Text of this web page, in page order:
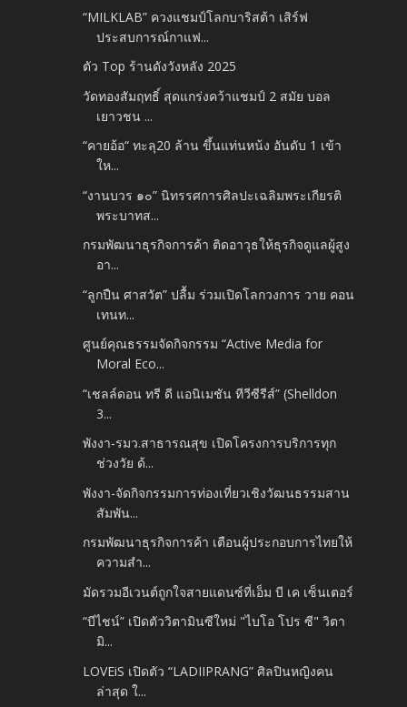
“MILKLAB” ควงแชมป์โลกบาริสต้า เสิร์ฟ
ประสบการณ์กาแฟ...
ตัว Top ร้านดังวังหลัง 2025
วัดทองสัมฤทธิ์ สุดแกร่งคว้าแชมป์ 2 สมัย บอล
เยาวชน ...
“คายอ้อ“ ทะลุ20 ล้าน ขึ้นแท่นหน้ง อันดับ 1 เข้า
ให...
“งานบวร ๑๐” นิทรรศการศิลปะเฉลิมพระเกียรติ
พระบาทส...
กรมพัฒนาธุรกิจการค้า ติดอาวุธให้ธุรกิจดูแลผู้สูง
อา...
“ลูกปืน ศาสวัต” ปลื้ม ร่วมเปิดโลกวงการ วาย คอน
เทนท...
ศูนย์คุณธรรมจัดกิจกรรม “Active Media for
Moral Eco...
“เชลล์ดอน ทรี ดี แอนิเมชัน ทีวีซีรีส์” (Shelldon
3...
พังงา-รมว.สาธารณสุข เปิดโครงการบริการทุก
ช่วงวัย ด้...
พังงา-จัดกิจกรรมการท่องเที่ยวเชิงวัฒนธรรมสาน
สัมพัน...
กรมพัฒนาธุรกิจการค้า เตือนผู้ประกอบการไทยให้
ความสำ...
มัดรวมอีเวนต์ถูกใจสายแดนซ์ที่เอ็ม บี เค เซ็นเตอร์
“บีไชน์” เปิดตัววิตามินซีใหม่ "ไบโอ โปร ซี" วิตา
มิ...
LOVEiS เปิดตัว “LADIIPRANG” ศิลปินหญิงคน
ล่าสุด ใ...